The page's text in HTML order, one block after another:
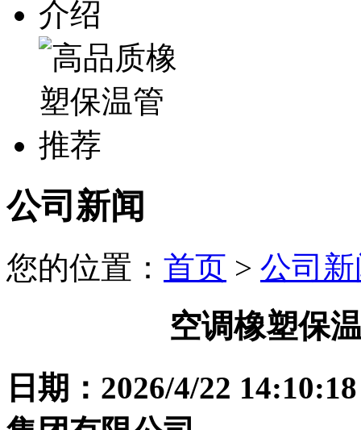
公司新闻
您的位置： 首页 > 公司
空调橡塑保
日期：2026/4/22